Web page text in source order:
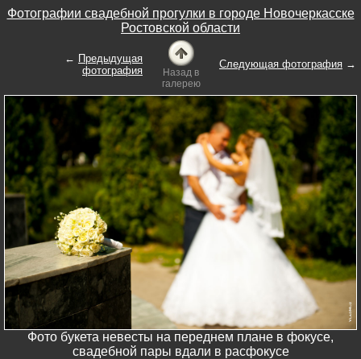
Фотографии свадебной прогулки в городе Новочеркасске
Ростовской области
← Предыдущая
фотография
Назад в
галерею
Следующая фотография →
Фото букета невесты на переднем плане в фокусе,
свадебной пары вдали в расфокусе